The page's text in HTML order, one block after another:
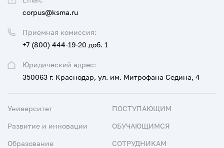
Юридический адрес:
350063 г. Краснодар, ул. им. Митрофана Седина, 4
Приемная комиссия:
+7 (800) 444-19-20 доб. 1
corpus@ksma.ru
Университет
Развитие и инновации
Образование
ПОСТУПАЮЩИМ
ОБУЧАЮЩИМСЯ
СОТРУДНИКАМ